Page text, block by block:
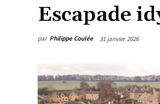
Escapade
par Philippe Coulée 31 janvier 2026